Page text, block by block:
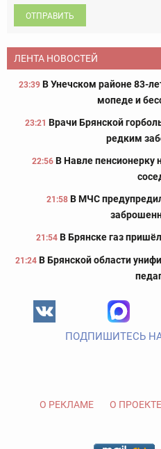
ОТПРАВИТЬ
ЛЕНТА НОВОСТЕЙ
23:39 В Унечском районе 83-
мопеде и
23:21 Врачи Брянской
редким
22:56 В Навле пенсионерку
21:58 В МЧС
21:54 В Брянске газ
21:24 В Брянской области
ПОДПИШИТЕСЬ НА
О РЕКЛАМЕ О ПРОЕКТЕ